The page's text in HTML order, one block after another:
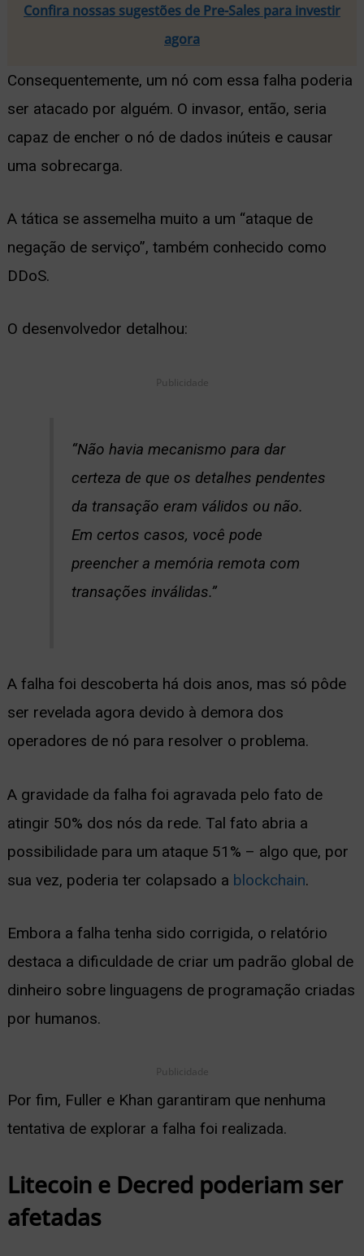
Confira nossas sugestões de Pre-Sales para investir
agora
Consequentemente, um nó com essa falha poderia
ser atacado por alguém. O invasor, então, seria
capaz de encher o nó de dados inúteis e causar
uma sobrecarga.
A tática se assemelha muito a um “ataque de
negação de serviço”, também conhecido como
DDoS.
O desenvolvedor detalhou:
Publicidade
“Não havia mecanismo para dar
certeza de que os detalhes pendentes
da transação eram válidos ou não.
Em certos casos, você pode
preencher a memória remota com
transações inválidas.”
A falha foi descoberta há dois anos, mas só pôde
ser revelada agora devido à demora dos
operadores de nó para resolver o problema.
A gravidade da falha foi agravada pelo fato de
atingir 50% dos nós da rede. Tal fato abria a
possibilidade para um ataque 51% – algo que, por
sua vez, poderia ter colapsado a blockchain.
Embora a falha tenha sido corrigida, o relatório
destaca a dificuldade de criar um padrão global de
dinheiro sobre linguagens de programação criadas
por humanos.
Publicidade
Por fim, Fuller e Khan garantiram que nenhuma
tentativa de explorar a falha foi realizada.
Litecoin e Decred poderiam ser
afetadas